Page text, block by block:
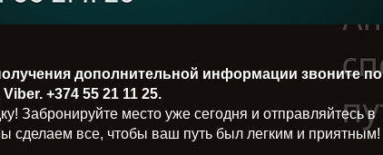
дополнительной информации звоните по
+374 55 21 11 25.
Забронируйте место уже сегодня и отправляйтесь в
сделаем все, чтобы ваш путь был легким и приятным!